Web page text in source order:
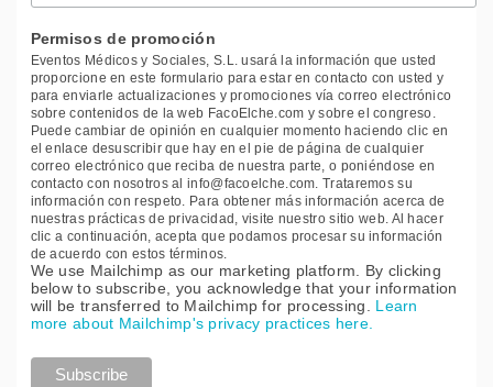
*
Permisos de promoción
Eventos Médicos y Sociales, S.L. usará la información que usted
proporcione en este formulario para estar en contacto con usted y
para enviarle actualizaciones y promociones vía correo electrónico
sobre contenidos de la web FacoElche.com y sobre el congreso.
Puede cambiar de opinión en cualquier momento haciendo clic en
el enlace desuscribir que hay en el pie de página de cualquier
correo electrónico que reciba de nuestra parte, o poniéndose en
contacto con nosotros al info@facoelche.com. Trataremos su
información con respeto. Para obtener más información acerca de
nuestras prácticas de privacidad, visite nuestro sitio web. Al hacer
clic a continuación, acepta que podamos procesar su información
de acuerdo con estos términos.
We use Mailchimp as our marketing platform. By clicking
below to subscribe, you acknowledge that your information
will be transferred to Mailchimp for processing. Learn
more about Mailchimp's privacy practices here.